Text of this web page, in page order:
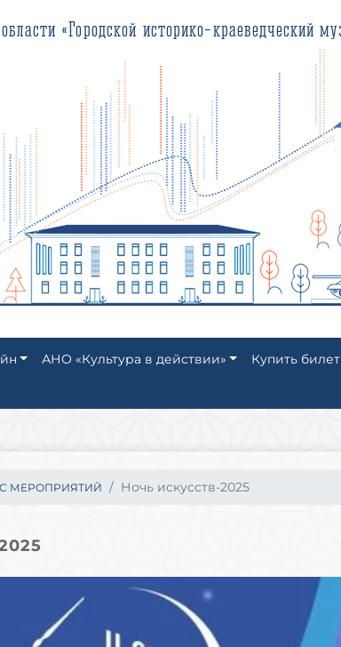
историко-краеведческий музей г. Полярного»
АНО «Культура в действии»
Купить билет
МЕРОПРИЯТИЙ Ночь искусств-2025